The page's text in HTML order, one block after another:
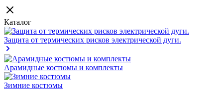
Каталог
Защита от термических рисков электрической дуги.
Арамидные костюмы и комплекты
Зимние костюмы